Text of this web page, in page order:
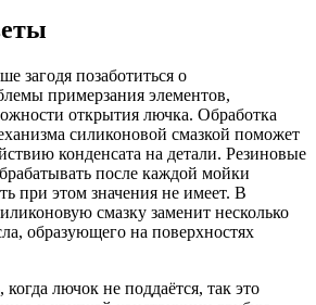
загодя позаботиться о
примерзания элементов,
открытия лючка. Обработка
силиконовой смазкой поможет
конденсата на детали. Резиновые
после каждой мойки
при этом значения не имеет. В
смазку заменит несколько
образующего на поверхностях
когда лючок не поддаётся, так это